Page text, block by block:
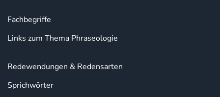
Fachbegriffe
Links zum Thema Phraseologie
Redewendungen & Redensarten
Sprichwörter